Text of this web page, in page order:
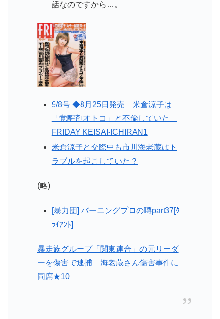
話なのですから…。
9/8号 ◆8月25日発売 米倉涼子は
「覚醒剤オトコ」と不倫していた
FRIDAY KEISAI-ICHIRAN1
米倉涼子と交際中も市川海老蔵はト
ラブルを起こしていた？
(略)
[暴力団] バーニングプロの噂part37[ｸ
ﾗｲｱﾝﾄ]
暴走族グループ「関東連合」の元リーダ
ーを傷害で逮捕 海老蔵さん傷害事件に
同席★10